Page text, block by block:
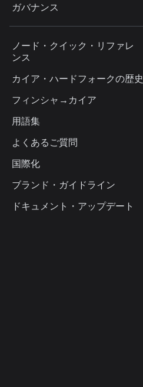
ガバナンス
ノード・クイック・リファレ
ンス
カイア・ハードフォークの歴史
フィンシャ→カイア
用語集
よくあるご質問
国際化
ブランド・ガイドライン
ドキュメント・アップデート